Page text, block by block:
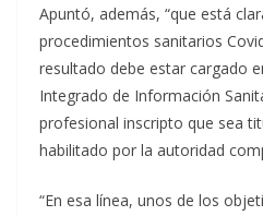
Apuntó, además, “que está
procedimientos sanitarios
resultado debe estar cargado
Integrado de Información
profesional inscripto que sea
habilitado por la autoridad
“En esa línea, unos de los